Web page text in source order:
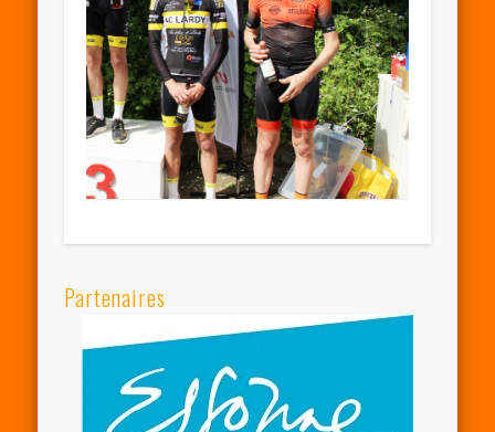
Partenaires